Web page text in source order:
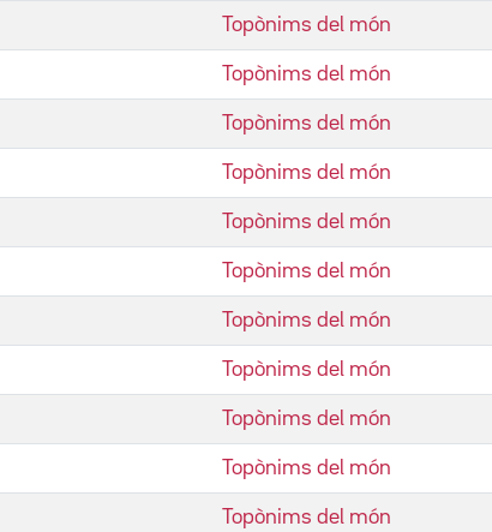
Topònims del món
Topònims del món
Topònims del món
Topònims del món
Topònims del món
Topònims del món
Topònims del món
Topònims del món
Topònims del món
Topònims del món
Topònims del món